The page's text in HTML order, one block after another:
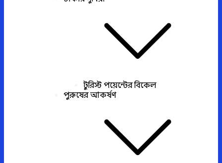
টুরিস্ট পয়েন্টের বিকেল
পুরুষের আকর্ষণ